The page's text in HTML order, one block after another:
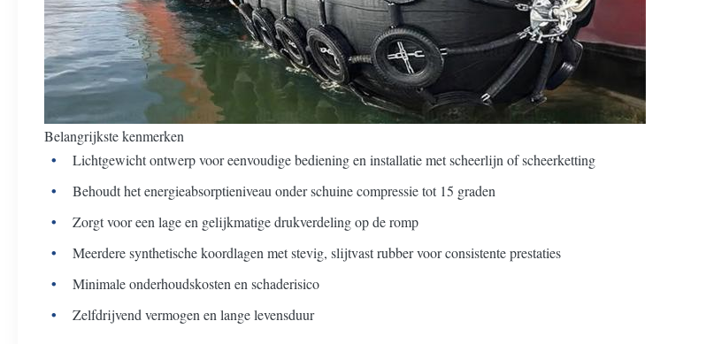
Belangrijkste kenmerken
Lichtgewicht ontwerp voor eenvoudige bediening en installatie met scheerlijn of scheerketting
Behoudt het energieabsorptieniveau onder schuine compressie tot 15 graden
Zorgt voor een lage en gelijkmatige drukverdeling op de romp
Meerdere synthetische koordlagen met stevig, slijtvast rubber voor consistente prestaties
Minimale onderhoudskosten en schaderisico
Zelfdrijvend vermogen en lange levensduur